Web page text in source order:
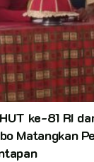
ke-81 RI
Matangkan